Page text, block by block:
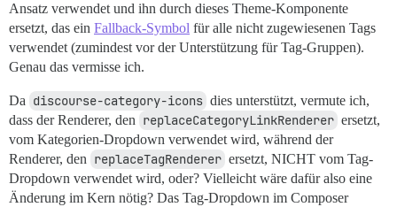
Ansatz verwendet und ihn durch dieses Theme-Komponente
ersetzt, das ein Fallback-Symbol für alle nicht zugewiesenen Tags
verwendet (zumindest vor der Unterstützung für Tag-Gruppen).
Genau das vermisse ich.
Da discourse-category-icons dies unterstützt, vermute ich,
dass der Renderer, den replaceCategoryLinkRenderer ersetzt,
vom Kategorien-Dropdown verwendet wird, während der
Renderer, den replaceTagRenderer ersetzt, NICHT vom Tag-
Dropdown verwendet wird, oder? Vielleicht wäre dafür also eine
Änderung im Kern nötig? Das Tag-Dropdown im Composer